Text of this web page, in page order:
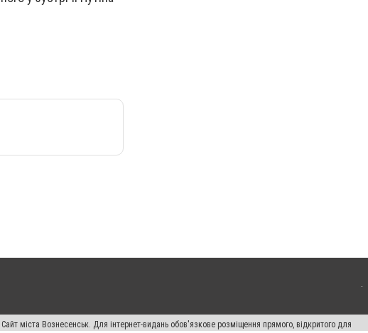
міста Вознесенськ. Для інтернет-видань обов'язкове розміщення прямого, відкритого для